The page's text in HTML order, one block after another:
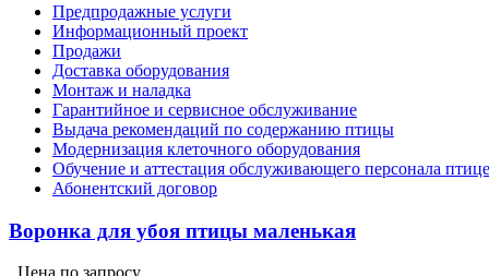
Предпродажные услуги
Информационный проект
Продажи
Доставка оборудования
Монтаж и наладка
Гарантийное и сервисное обслуживание
Выдача рекомендаций по содержанию птицы
Модернизация клеточного оборудования
Обучение и аттестация обслуживающего персонала
Абонентский договор
Воронка для убоя птицы маленькая